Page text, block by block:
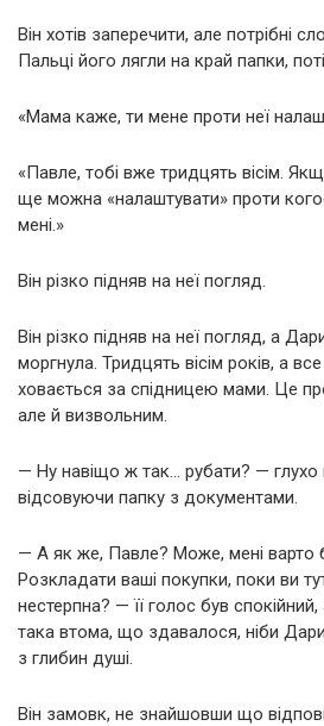
Він хотів заперечити, але потрібні
Пальці його лягли на край папки,
«Мама каже, ти мене проти неї
«Павле, тобі вже тридцять вісім.
ще можна «налаштувати» проти
мені.»
Він різко підняв на неї погляд.
Він різко підняв на неї погляд, а
моргнула. Тридцять вісім років, а
ховається за спідницею мами. Це
але й визвольним.
— Ну навіщо ж так… рубати? —
відсовуючи папку з документами.
— А як же, Павле? Може, мені варто
Розкладати ваші покупки, поки ви
нестерпна? — її голос був
така втома, що здавалося, ніби
з глибин душі.
Він замовк, не знайшовши що